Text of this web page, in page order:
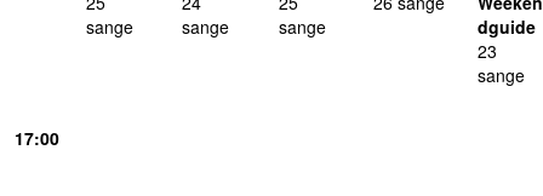
sange
sange
sange
dguide
23
sange
17:00